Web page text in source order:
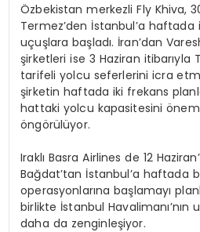
Özbekistan merkezli Fly Khiva,
Termez’den İstanbul’a
uçuşlara başladı. İran’dan
şirketleri ise 3 Haziran itibarıyla
tarifeli yolcu seferlerini icra
şirketin haftada iki frekans
hattaki yolcu kapasitesini
öngörülüyor.
Iraklı Basra Airlines de 12
Bağdat’tan İstanbul’a haftada
operasyonlarına başlamayı
birlikte İstanbul Havalimanı’nın
daha da zenginleşiyor.